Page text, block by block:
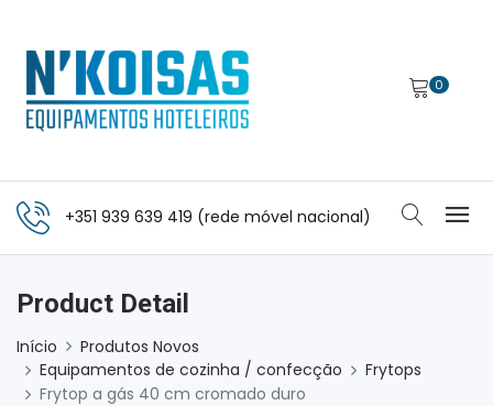
0
+351 939 639 419 (rede móvel nacional)
Product Detail
Início
Produtos Novos
Equipamentos de cozinha / confecção
Frytops
Frytop a gás 40 cm cromado duro